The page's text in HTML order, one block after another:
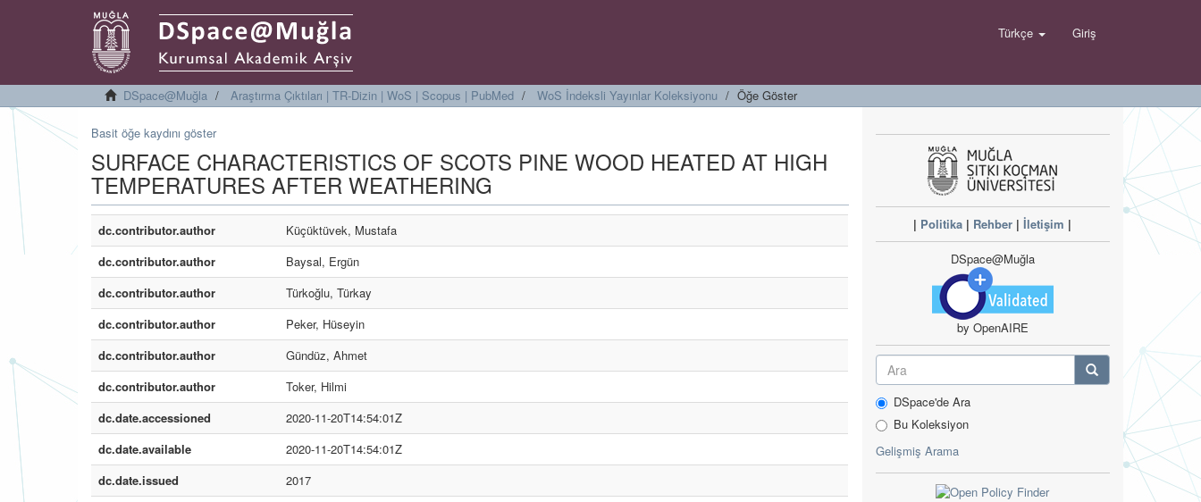
Türkçe Giriş
DSpace@Muğla Araştırma Çıktıları | TR-Dizin | WoS | Scopus | PubMed WoS İndeksli Yayınlar Koleksiyonu Öğe Göster
Basit öğe kaydını göster
SURFACE CHARACTERISTICS OF SCOTS PINE WOOD HEATED AT HIGH
TEMPERATURES AFTER WEATHERING
dc.contributor.author
Küçüktüvek, Mustafa
dc.contributor.author
Baysal, Ergün
dc.contributor.author
Türkoğlu, Türkay
dc.contributor.author
Peker, Hüseyin
dc.contributor.author
Gündüz, Ahmet
dc.contributor.author
Toker, Hilmi
dc.date.accessioned
2020-11-20T14:54:01Z
dc.date.available
2020-11-20T14:54:01Z
dc.date.issued
2017
| Politika | Rehber |İletişim |
DSpace@Muğla
by OpenAIRE
DSpace'de Ara
Bu Koleksiyon
Gelişmiş Arama